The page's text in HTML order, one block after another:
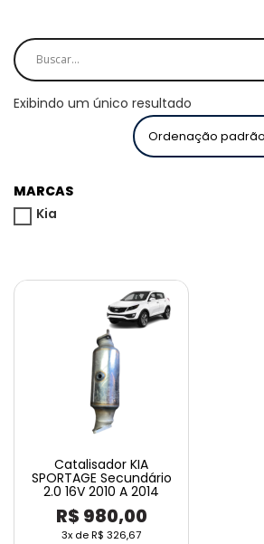
Exibindo um único resultado
MARCAS
Kia
Catalisador KIA
SPORTAGE Secundário
2.0 16V 2010 A 2014
R$ 980,00
3x deR$ 326,67